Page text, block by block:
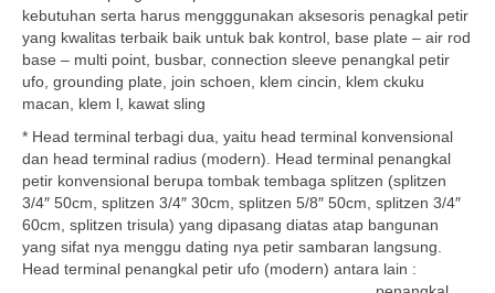
kebutuhan serta harus mengggunakan aksesoris penagkal petir
yang kwalitas terbaik baik untuk bak kontrol, base plate – air rod
base – multi point, busbar, connection sleeve penangkal petir
ufo, grounding plate, join schoen, klem cincin, klem ckuku
macan, klem l, kawat sling
* Head terminal terbagi dua, yaitu head terminal konvensional
dan head terminal radius (modern). Head terminal penangkal
petir konvensional berupa tombak tembaga splitzen (splitzen
3/4″ 50cm, splitzen 3/4″ 30cm, splitzen 5/8″ 50cm, splitzen 3/4″
60cm, splitzen trisula) yang dipasang diatas atap bangunan
yang sifat nya menggu dating nya petir sambaran langsung.
Head terminal penangkal petir ufo (modern) antara lain :